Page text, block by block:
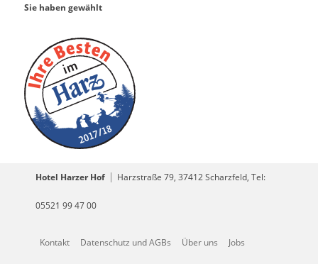
Sie haben gewählt
Hotel Harzer Hof Harzstraße 79, 37412 Scharzfeld, Tel:
05521 99 47 00
Kontakt Datenschutz und AGBs Über uns Jobs